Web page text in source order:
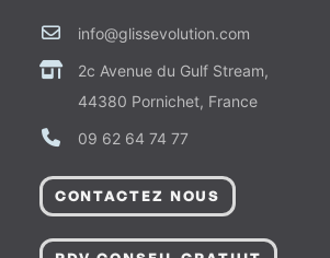
info@glissevolution.com
2c Avenue du Gulf Stream,
44380 Pornichet, France
09 62 64 74 77
CONTACTEZ NOUS